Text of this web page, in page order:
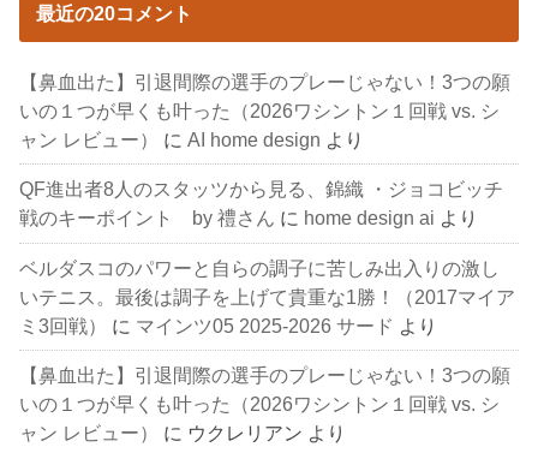
最近の20コメント
【鼻血出た】引退間際の選手のプレーじゃない！3つの願
いの１つが早くも叶った（2026ワシントン１回戦 vs. シ
ャン レビュー）
にAI home design より
QF進出者8人のスタッツから見る、錦織 ・ジョコビッチ
戦のキーポイント by 禮さん に home design ai より
ベルダスコのパワーと自らの調子に苦しみ出入りの激し
いテニス。最後は調子を上げて貴重な1勝！（2017マイア
ミ3回戦）
に マインツ05 2025-2026 サード より
【鼻血出た】引退間際の選手のプレーじゃない！3つの願
いの１つが早くも叶った（2026ワシントン１回戦 vs. シ
ャン レビュー）
に ウクレリアン より